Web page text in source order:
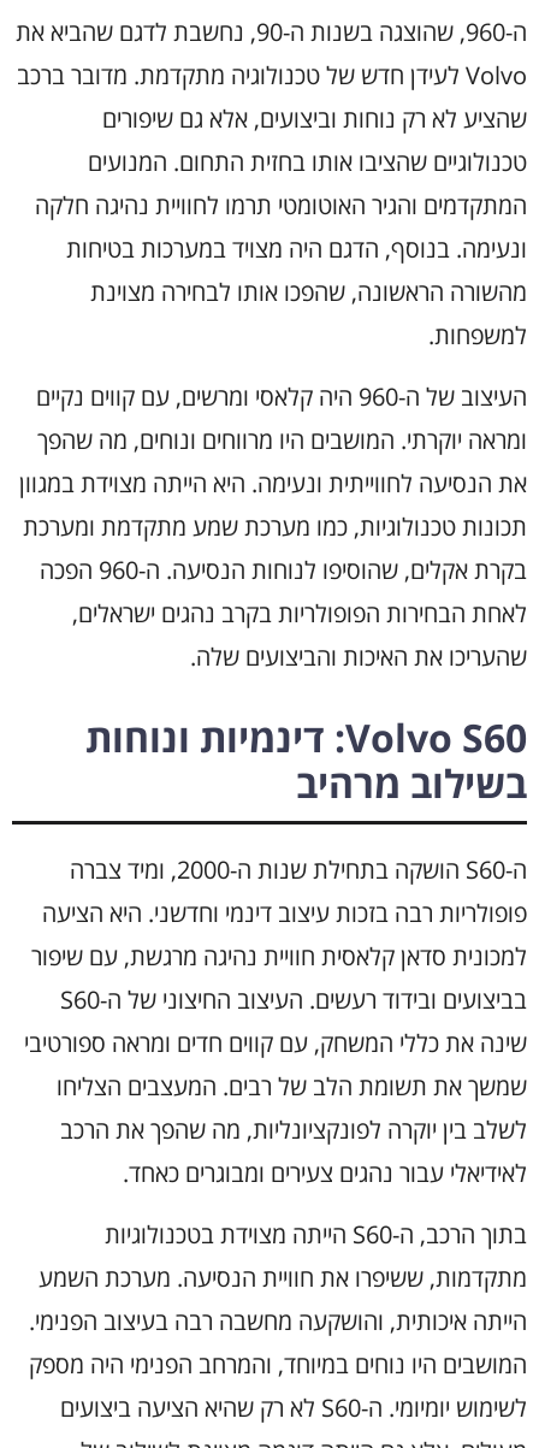
ה-960, שהוצגה בשנות ה-90, נחשבת לדגם שהביא את
Volvo לעידן חדש של טכנולוגיה מתקדמת. מדובר ברכב
שהציע לא רק נוחות וביצועים, אלא גם שיפורים
טכנולוגיים שהציבו אותו בחזית התחום. המנועים
המתקדמים והגיר האוטומטי תרמו לחוויית נהיגה חלקה
ונעימה. בנוסף, הדגם היה מצויד במערכות בטיחות
מהשורה הראשונה, שהפכו אותו לבחירה מצוינת
למשפחות.
העיצוב של ה-960 היה קלאסי ומרשים, עם קווים נקיים
ומראה יוקרתי. המושבים היו מרווחים ונוחים, מה שהפך
את הנסיעה לחווייתית ונעימה. היא הייתה מצוידת במגוון
תכונות טכנולוגיות, כמו מערכת שמע מתקדמת ומערכת
בקרת אקלים, שהוסיפו לנוחות הנסיעה. ה-960 הפכה
לאחת הבחירות הפופולריות בקרב נהגים ישראלים,
שהעריכו את האיכות והביצועים שלה.
Volvo S60: דינמיות ונוחות
בשילוב מרהיב
ה-S60 הושקה בתחילת שנות ה-2000, ומיד צברה
פופולריות רבה בזכות עיצוב דינמי וחדשני. היא הציעה
למכונית סדאן קלאסית חוויית נהיגה מרגשת, עם שיפור
בביצועים ובידוד רעשים. העיצוב החיצוני של ה-S60
שינה את כללי המשחק, עם קווים חדים ומראה ספורטיבי
שמשך את תשומת הלב של רבים. המעצבים הצליחו
לשלב בין יוקרה לפונקציונליות, מה שהפך את הרכב
לאידיאלי עבור נהגים צעירים ומבוגרים כאחד.
בתוך הרכב, ה-S60 הייתה מצוידת בטכנולוגיות
מתקדמות, ששיפרו את חוויית הנסיעה. מערכת השמע
הייתה איכותית, והושקעה מחשבה רבה בעיצוב הפנימי.
המושבים היו נוחים במיוחד, והמרחב הפנימי היה מספק
לשימוש יומיומי. ה-S60 לא רק שהיא הציעה ביצועים